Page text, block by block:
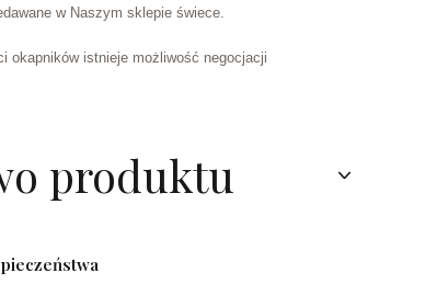
w Naszym sklepie świece.
okapników istnieje możliwość negocjacji
produktu